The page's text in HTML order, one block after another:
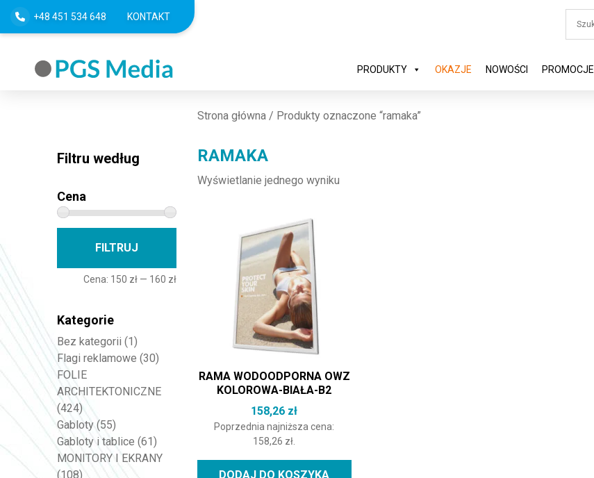
+48 451 534 648 KONTAKT
PRODUKTY OKAZJE NOWOŚCI PROMOCJE
Filtru według
Cena
FILTRUJ
Cena: 150 zł— 160 zł
Kategorie
Bez kategorii (1)
Flagi reklamowe (30)
FOLIE
ARCHITEKTONICZNE
(424)
Gabloty (55)
Gabloty i tablice (61)
MONITORY I EKRANY
(108)
Strona główna/ Produkty oznaczone “ramaka”
RAMAKA
Wyświetlanie jednego wyniku
RAMA WODOODPORNA OWZ
KOLOROWA-BIAŁA-B2
158,26 zł
Poprzednia najniższa cena:
158,26 zł
DODAJ DO KOSZYKA